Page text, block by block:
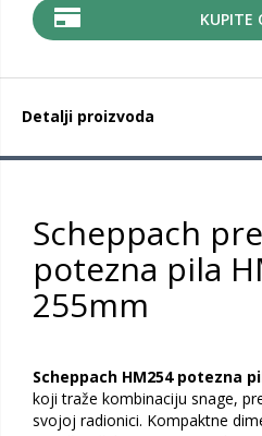
KUPITE
Detalji proizvoda
Scheppach
potezna pila
255mm
Scheppach HM254 potezna
koji traže kombinaciju snage,
svojoj radionici. Kompaktne